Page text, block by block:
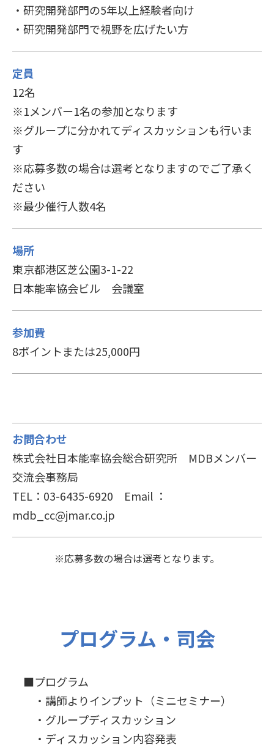
・研究開発部門の5年以上経験者向け
・研究開発部門で視野を広げたい方
定員
12名
※1メンバー1名の参加となります
※グループに分かれてディスカッションも行いま
す
※応募多数の場合は選考となりますのでご了承く
ださい
※最少催行人数4名
場所
東京都港区芝公園3-1-22
日本能率協会ビル 会議室
参加費
8ポイントまたは25,000円
お問合わせ
株式会社日本能率協会総合研究所 MDBメンバー
交流会事務局
TEL：03-6435-6920 Email ：
mdb_cc@jmar.co.jp
※応募多数の場合は選考となります。
プログラム・司会
■プログラム
・講師よりインプット（ミニセミナー）
・グループディスカッション
・ディスカッション内容発表